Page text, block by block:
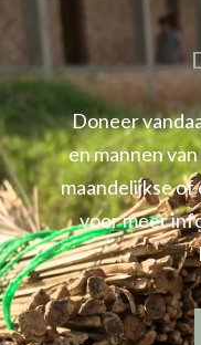
Doneer
en mannen
maandelijkse
voor meer